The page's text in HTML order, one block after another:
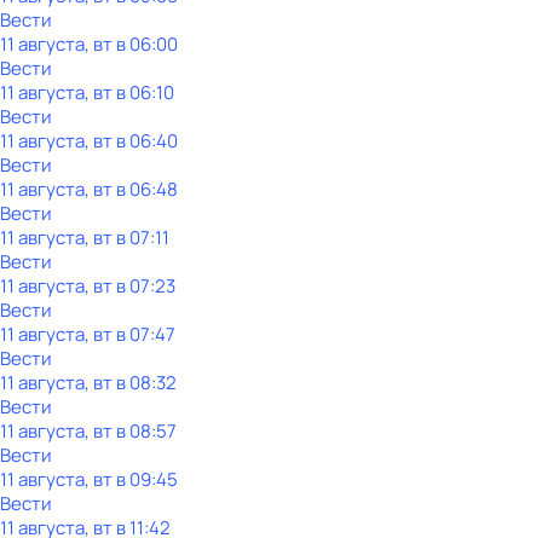
Вести
11 августа, вт в 06:00
Вести
11 августа, вт в 06:10
Вести
11 августа, вт в 06:40
Вести
11 августа, вт в 06:48
Вести
11 августа, вт в 07:11
Вести
11 августа, вт в 07:23
Вести
11 августа, вт в 07:47
Вести
11 августа, вт в 08:32
Вести
11 августа, вт в 08:57
Вести
11 августа, вт в 09:45
Вести
11 августа, вт в 11:42